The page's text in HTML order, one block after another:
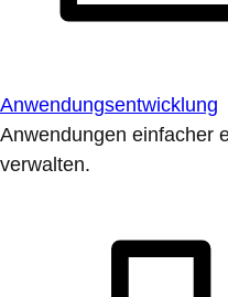
Anwendungsentwicklung
Anwendungen einfacher
verwalten.